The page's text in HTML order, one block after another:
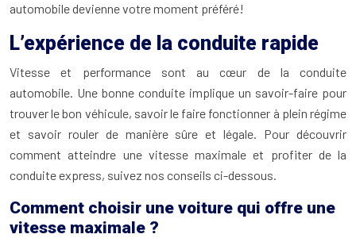
automobile devienne votre moment préféré!
L’expérience de la conduite rapide
Vitesse et performance sont au cœur de la conduite
automobile. Une bonne conduite implique un savoir-faire pour
trouver le bon véhicule, savoir le faire fonctionner à plein régime
et savoir rouler de manière sûre et légale. Pour découvrir
comment atteindre une vitesse maximale et profiter de la
conduite express, suivez nos conseils ci-dessous.
Comment choisir une voiture qui offre une
vitesse maximale ?